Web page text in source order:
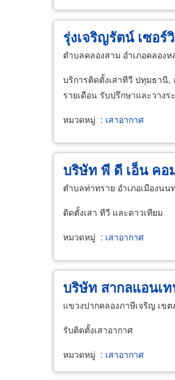
รุ่งเจริญรัตน์ เซอร์
ตำบลคลองสาม อำเภอคลอง
บริการติดตั้งเสาทีวี ปทุมธานี
รายเดือน รับปรึกษาและวางร
หมวดหมู่ : เสาอากาศ
บริษัท พี ดี เอ็น ค
ตำบลท่าทราย อำเภอเมืองน
ติดตั้งเสา ทีวี และดาวเทียม
หมวดหมู่ : เสาอากาศ
บริษัท สากลแอนเ
แขวงปากคลองภาษีเจริญ เข
รับติดตั้งเสาอากาศ
หมวดหมู่ : เสาอากาศ